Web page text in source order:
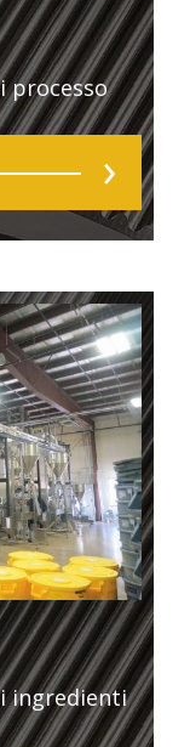
processo
ingredienti